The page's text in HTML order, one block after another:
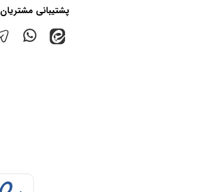
پشتیبانی مشتریان